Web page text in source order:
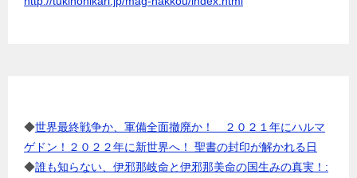
◆世界最終戦争か、軍備全面撤廃か！ ２０２１年にハルマ
ゲドン！２０２２年に新世界へ！ 聖書の封印が解かれる日
◆誰も知らない、伊邪那岐命と伊邪那美命の国生みの真実！: